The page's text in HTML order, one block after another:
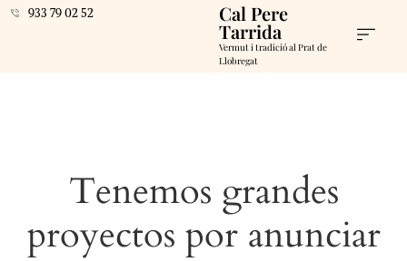
933 79 02 52 Cal Pere
Tarrida
Vermut i tradició al Prat de
Llobregat
Tenemos grandes
proyectos por anunciar